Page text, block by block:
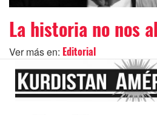
La historia no nos
Ver más en: Editorial